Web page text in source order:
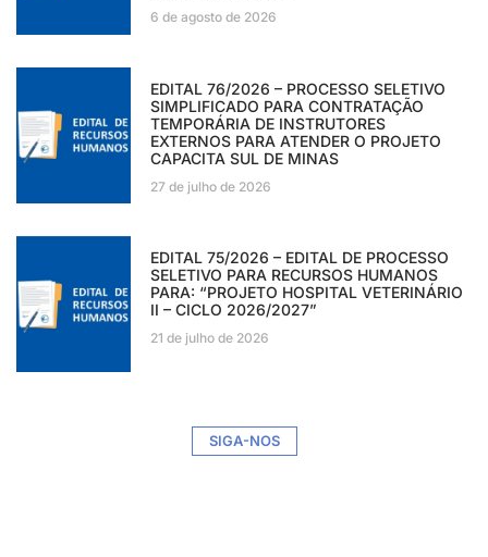
6 de agosto de 2026
EDITAL 76/2026 – PROCESSO SELETIVO
SIMPLIFICADO PARA CONTRATAÇÃO
TEMPORÁRIA DE INSTRUTORES
EXTERNOS PARA ATENDER O PROJETO
CAPACITA SUL DE MINAS
27 de julho de 2026
EDITAL 75/2026 – EDITAL DE PROCESSO
SELETIVO PARA RECURSOS HUMANOS
PARA: “PROJETO HOSPITAL VETERINÁRIO
II – CICLO 2026/2027”
21 de julho de 2026
SIGA-NOS